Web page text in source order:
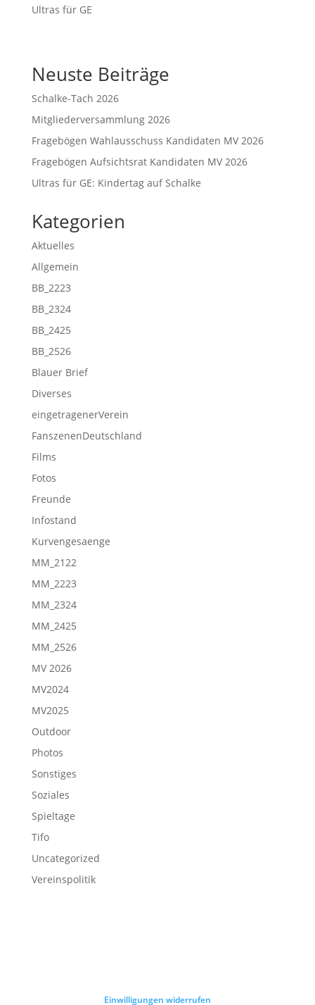
Ultras für GE
Neuste Beiträge
Schalke-Tach 2026
Mitgliederversammlung 2026
Fragebögen Wahlausschuss Kandidaten MV 2026
Fragebögen Aufsichtsrat Kandidaten MV 2026
Ultras für GE: Kindertag auf Schalke
Kategorien
Aktuelles
Allgemein
BB_2223
BB_2324
BB_2425
BB_2526
Blauer Brief
Diverses
eingetragenerVerein
FanszenenDeutschland
Films
Fotos
Freunde
Infostand
Kurvengesaenge
MM_2122
MM_2223
MM_2324
MM_2425
MM_2526
MV 2026
MV2024
MV2025
Outdoor
Photos
Sonstiges
Soziales
Spieltage
Tifo
Uncategorized
Vereinspolitik
Einwilligungen widerrufen